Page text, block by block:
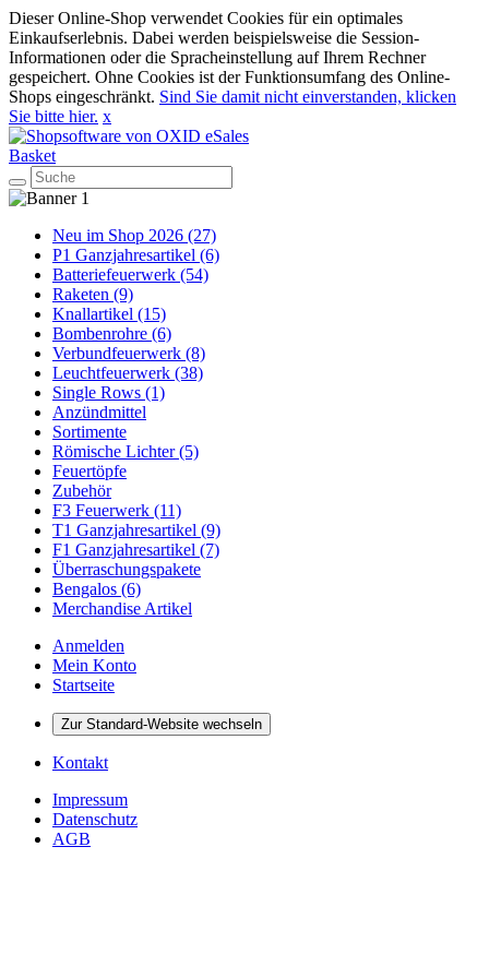
Dieser Online-Shop verwendet Cookies für ein optimales
Einkaufserlebnis. Dabei werden beispielsweise die Session-
Informationen oder die Spracheinstellung auf Ihrem Rechner
gespeichert. Ohne Cookies ist der Funktionsumfang des Online-
Shops eingeschränkt. Sind Sie damit nicht einverstanden, klicken
Sie bitte hier. x
Basket
Neu im Shop 2026 (27)
P1 Ganzjahresartikel (6)
Batteriefeuerwerk (54)
Raketen (9)
Knallartikel (15)
Bombenrohre (6)
Verbundfeuerwerk (8)
Leuchtfeuerwerk (38)
Single Rows (1)
Anzündmittel
Sortimente
Römische Lichter (5)
Feuertöpfe
Zubehör
F3 Feuerwerk (11)
T1 Ganzjahresartikel (9)
F1 Ganzjahresartikel (7)
Überraschungspakete
Bengalos (6)
Merchandise Artikel
Anmelden
Mein Konto
Startseite
Zur Standard-Website wechseln
Kontakt
Impressum
Datenschutz
AGB